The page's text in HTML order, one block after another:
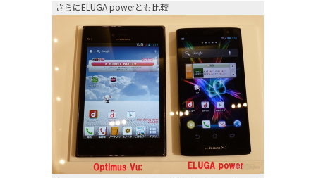
さらにELUGA powerとも比較